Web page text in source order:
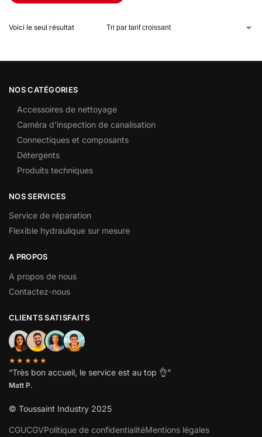
Voici le seul résultat
NOS CATÉGORIES
Accessoires de nettoyage
Caméra d’inspection de canalisation
Connectiques et composants
Détergents
Produits techniques
NOS SERVICES
Service de réparation
Flexible hydraulique sur mesure
A PROPOS
A propos de nous
Contactez-nous
CLIENTS SATISFAITS
★★★★★
“Très bon accueil, le service est au top 👌”
Matt P.
© Toussaint Industry 2025
CGUCGVPolitique de confidentialitéMentions légales